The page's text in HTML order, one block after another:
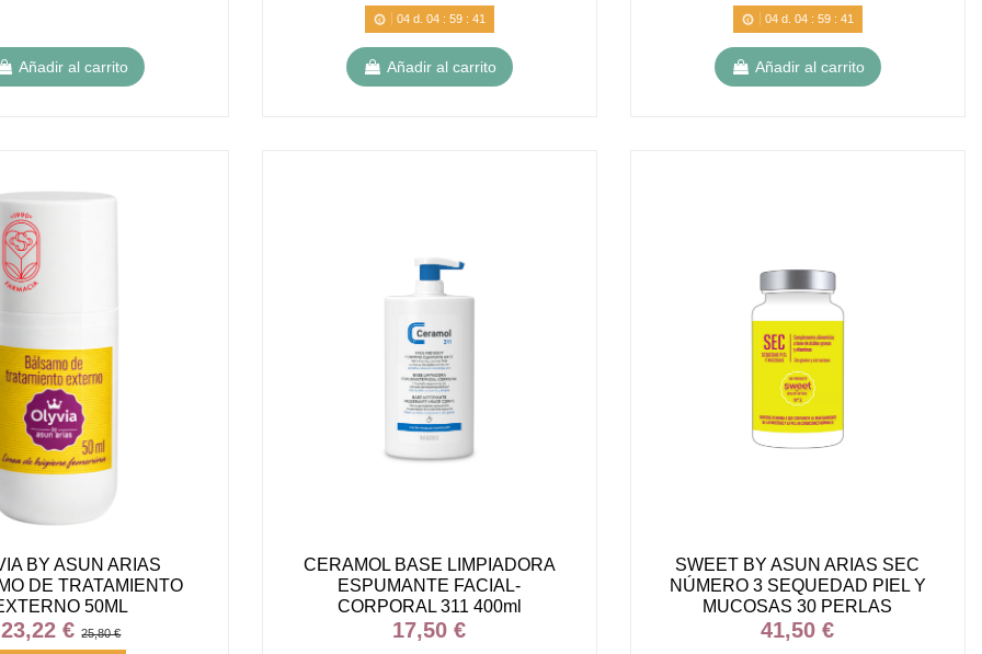
Añadir al carrito
04d. 04: 59: 40
Añadir al carrito
04d. 04: 59: 40
Añadir al carrito
BY ASUN ARIAS
DE TRATAMIENTO
50ML
23,22 €25,80 €
CERAMOL BASE LIMPIADORA
ESPUMANTE FACIAL-
CORPORAL 311 400ml
17,50 €
SWEET BY ASUN ARIAS SEC
NÚMERO 3 SEQUEDAD PIEL Y
MUCOSAS 30 PERLAS
41,50 €